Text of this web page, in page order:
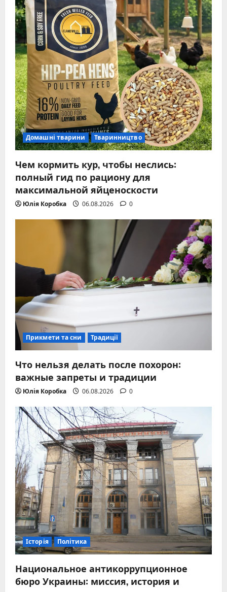
Домашні тварини Тваринництво
Чем кормить кур, чтобы неслись:
полный гид по рациону для
максимальной яйценоскости
Юлія Коробка 06.08.2026 0
Прикмети та сни Традиції
Что нельзя делать после похорон:
важные запреты и традиции
Юлія Коробка 06.08.2026 0
Історія Політика
Национальное антикоррупционное
бюро Украины: миссия, история и